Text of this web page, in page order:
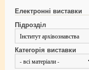
Електронні виставки
Підрозділ
Категорія виставки